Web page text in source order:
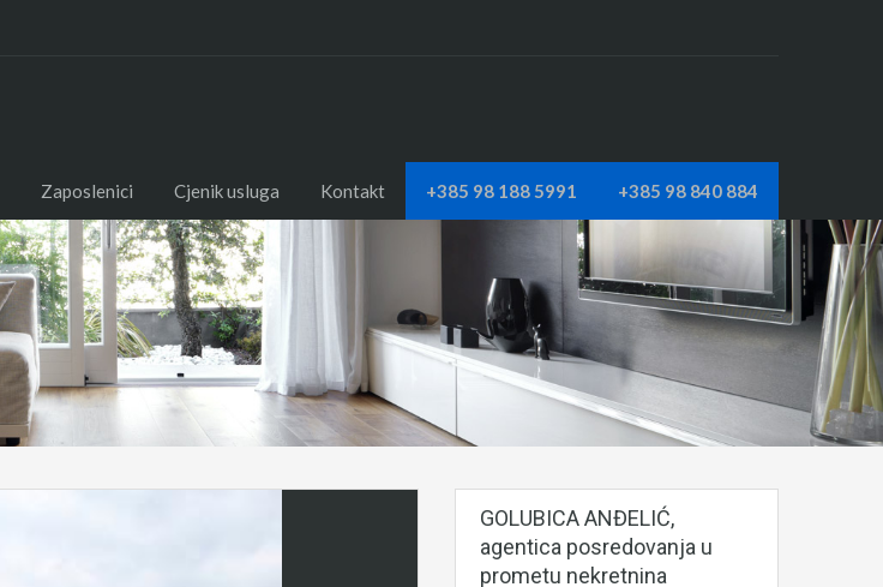
Zaposlenici Cjenik usluga Kontakt +385 98 188 5991 +385 98 840 884
GOLUBICA ANĐELIĆ,
agentica posredovanja u
prometu nekretnina